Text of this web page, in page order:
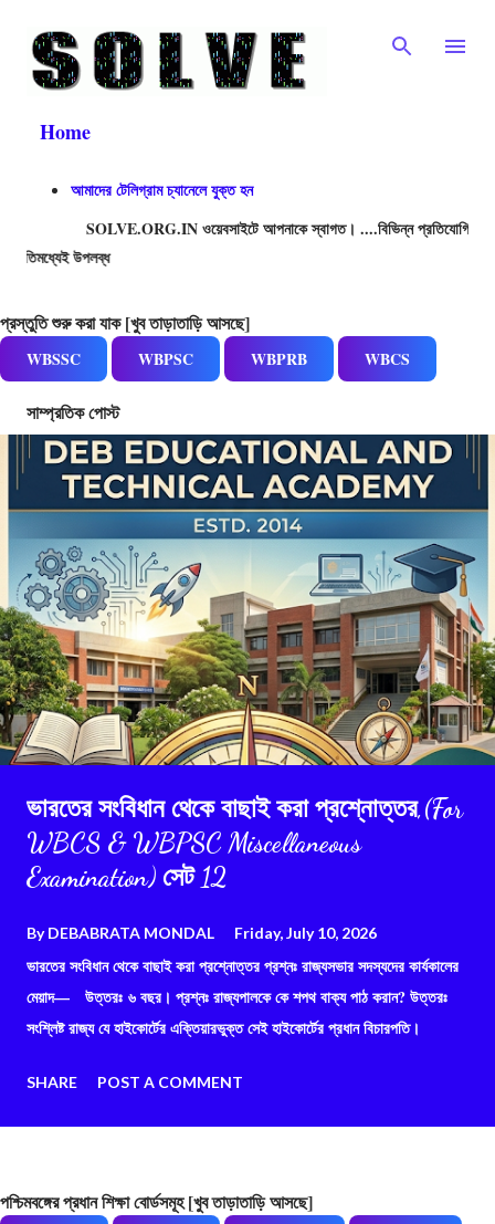
Skip to main content
Home
আমাদের টেলিগ্রাম চ্যানেলে যুক্ত হন
SOLVE.ORG.IN ওয়েবসাইটে আপনাকে স্বাগত। ....বিভিন্ন প্রতিযোগিতামূলক পরীক্ষার
প্রস্তুতি শুরু করা যাক [খুব তাড়াতাড়ি আসছে]
WBSSC WBPSC WBPRB WBCS
সাম্প্রতিক পোস্ট
ভারতের সংবিধান থেকে বাছাই করা প্রশ্নোত্তর,(For
WBCS & WBPSC Miscellaneous
Examination) সেট 12
ByDEBABRATA MONDAL Friday, July 10, 2026
ভারতের সংবিধান থেকে বাছাই করা প্রশ্নোত্তর প্রশ্নঃ রাজ্যসভার সদস্যদের কার্যকালের
মেয়াদ— উত্তরঃ ৬ বছর। প্রশ্নঃ রাজ্যপালকে কে শপথ বাক্য পাঠ করান? উত্তরঃ
সংশ্লিষ্ট রাজ্য যে হাইকোর্টের এক্তিয়ারভুক্ত সেই হাইকোর্টের প্রধান বিচারপতি।
SHARE POST A COMMENT
পশ্চিমবঙ্গের প্রধান শিক্ষা বোর্ডসমূহ [খুব তাড়াতাড়ি আসছে]